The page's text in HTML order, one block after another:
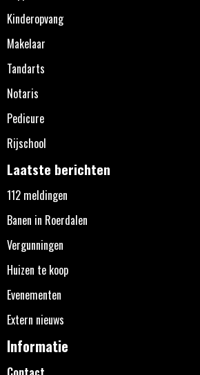
Kinderopvang
Makelaar
Tandarts
Notaris
Pedicure
Rijschool
Laatste berichten
112 meldingen
Banen in Roerdalen
Vergunningen
Huizen te koop
Evenementen
Extern nieuws
Informatie